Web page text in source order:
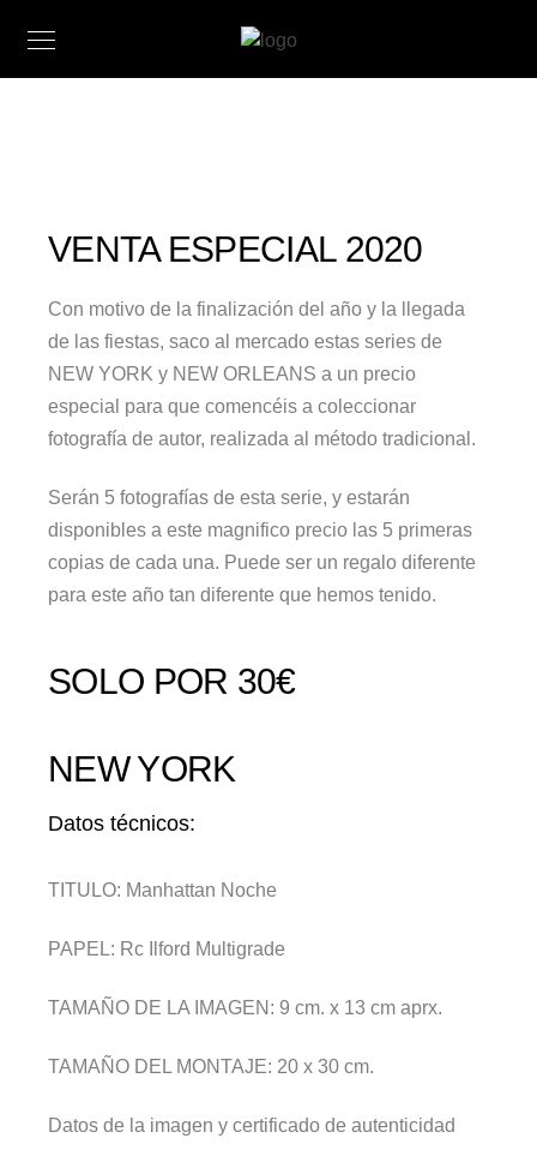
VENTA ESPECIAL 2020
Con motivo de la finalización del año y la llegada
de las fiestas, saco al mercado estas series de
NEW YORK y NEW ORLEANS a un precio
especial para que comencéis a coleccionar
fotografía de autor, realizada al método tradicional.
Serán 5 fotografías de esta serie, y estarán
disponibles a este magnifico precio las 5 primeras
copias de cada una. Puede ser un regalo diferente
para este año tan diferente que hemos tenido.
SOLO POR 30€
NEW YORK
Datos técnicos:
TITULO: Manhattan Noche
PAPEL: Rc Ilford Multigrade
TAMAÑO DE LA IMAGEN: 9 cm. x 13 cm aprx.
TAMAÑO DEL MONTAJE: 20 x 30 cm.
Datos de la imagen y certificado de autenticidad